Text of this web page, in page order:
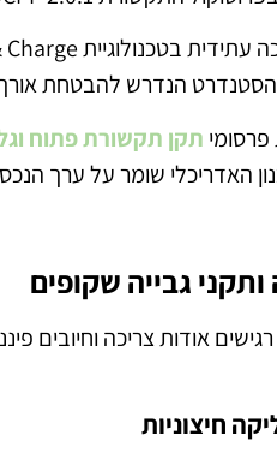
הנדרש להבטחת
תקן תקשורת פתוח
האדריכלי שומר על ערך
גבייה שקופים
אודות צריכה וחיובים
חיצוניות